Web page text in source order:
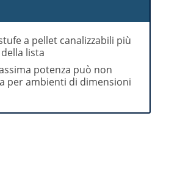
a pellet canalizzabili più
lista
potenza può non
per ambienti di dimensioni